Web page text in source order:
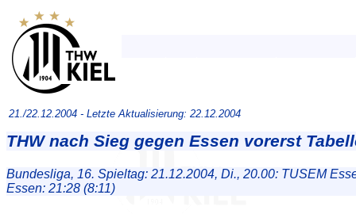
21./22.12.2004 - Letzte Aktualisierung: 22.12.2004
THW nach Sieg gegen Essen vorerst
Bundesliga, 16. Spieltag: 21.12.2004, Di., 20.00: TUSEM
Essen: 21:28 (8:11)